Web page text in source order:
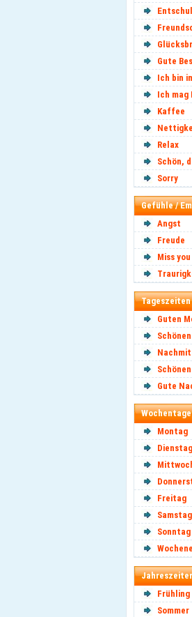
Gute
Ich bin
Ich mag
Kaffee
Relax
Schön,
Sorry
Gefühle /
Angst
Freude
Miss you
Tageszeiten
Guten
Gute
Wochentage
Montag
Dienstag
Freitag
Samstag
Sonntag
Frühling
Sommer